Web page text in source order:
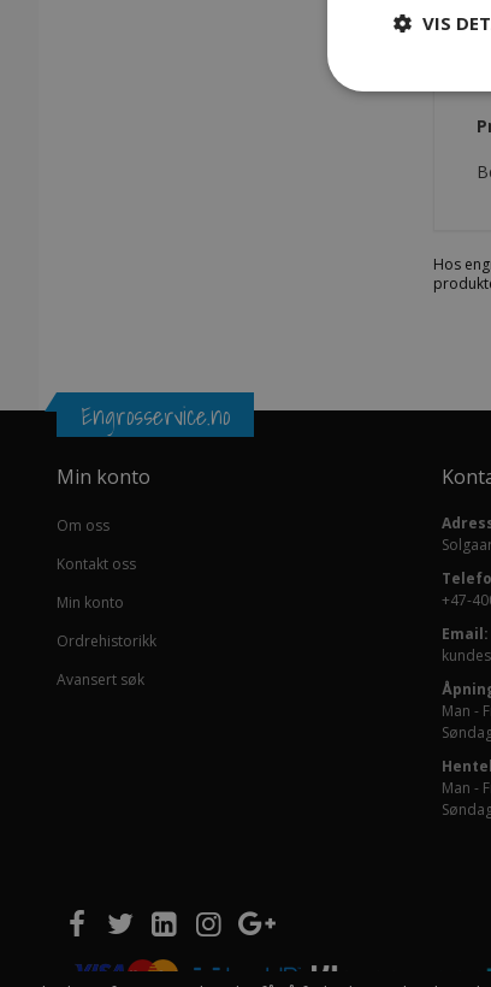
til
Hos
Engrosservice.no
Min konto
Om oss
Kontakt oss
Min konto
Ordrehistorikk
Avansert søk
+47-
Email:
Man -
Man -
VIS